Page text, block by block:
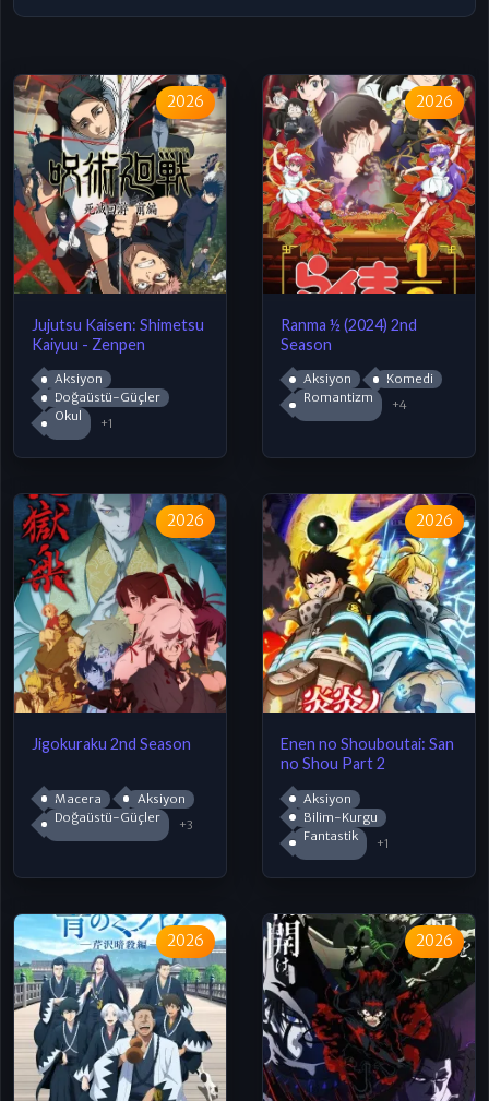
2026
Jujutsu Kaisen: Shimetsu
Kaiyuu - Zenpen
Aksiyon
Doğaüstü-Güçler
Okul
+1
2026
Ranma ½ (2024) 2nd
Season
Aksiyon
Komedi
Romantizm
+4
2026
Jigokuraku 2nd Season
Macera
Aksiyon
Doğaüstü-Güçler
+3
2026
Enen no Shouboutai: San
no Shou Part 2
Aksiyon
Bilim-Kurgu
Fantastik
+1
2026 2026